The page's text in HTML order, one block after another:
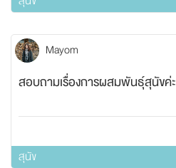
Mayom
สอบถามเรื่องการผสมพันธ์ุสุนัขค่ะ
สุนัข